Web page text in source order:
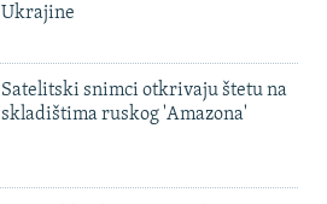
Ukrajine
Satelitski snimci otkrivaju štetu na
skladištima ruskog 'Amazona'